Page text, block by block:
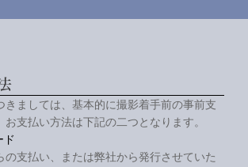
きましては、基本的に撮影着手前の事前支
支払い方法は下記の二つとなります。
ド
の支払い、または弊社から発行させていた